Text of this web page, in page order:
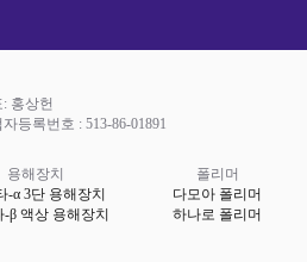
홍상헌
자등록번호 : 513-86-01891
용해장치
-α 3단 용해장치
-β 액상 용해장치
폴리머
다모아 폴리머
하나로 폴리머